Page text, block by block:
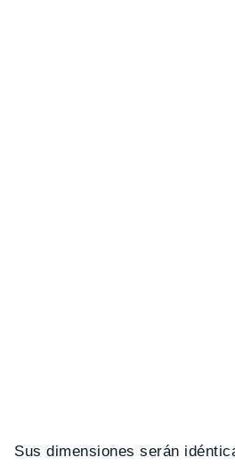
Sus dimensiones serán